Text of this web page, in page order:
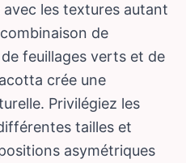
avec les textures autant
de
feuillages verts et de
crée une
Privilégiez les
tailles et
asymétriques